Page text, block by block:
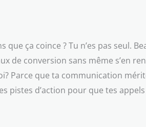
ça coince ? Tu n’es pas seul.
de conversion sans même s’en
Parce que ta communication
pistes d’action pour que tes